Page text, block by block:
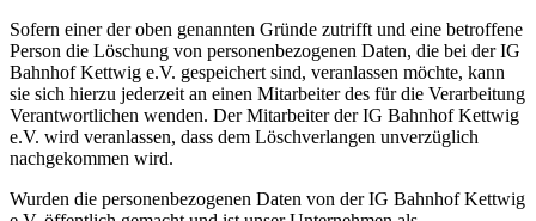
Sofern einer der oben genannten Gründe zutrifft und eine betroffene
Person die Löschung von personenbezogenen Daten, die bei der IG
Bahnhof Kettwig e.V. gespeichert sind, veranlassen möchte, kann
sie sich hierzu jederzeit an einen Mitarbeiter des für die Verarbeitung
Verantwortlichen wenden. Der Mitarbeiter der IG Bahnhof Kettwig
e.V. wird veranlassen, dass dem Löschverlangen unverzüglich
nachgekommen wird.
Wurden die personenbezogenen Daten von der IG Bahnhof Kettwig